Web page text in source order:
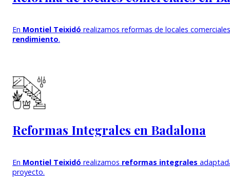
En Montiel Teixidó realizamos reformas de locales
rendimiento.
Reformas Integrales en Badalona
En Montiel Teixidó realizamos reformas integrales
proyecto.